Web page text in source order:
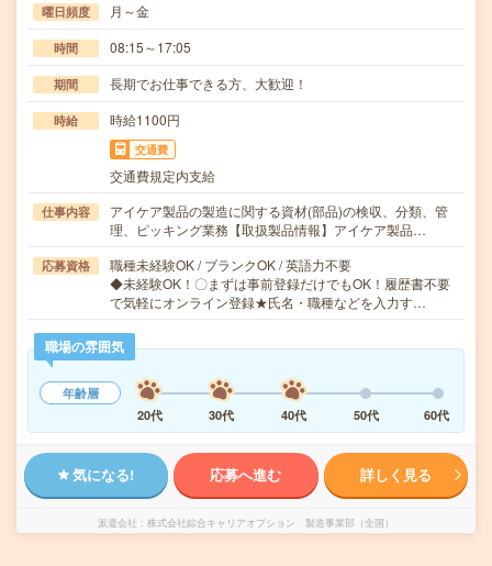
曜日頻度 月～金
時間 08:15～17:05
期間 長期でお仕事できる方、大歓迎！
時給 時給1100円
交通費
交通費規定内支給
仕事内容
アイケア製品の製造に関する資材(部品)の検収、分類、管
理、ピッキング業務【取扱製品情報】アイケア製品…
応募資格
職種未経験OK / ブランクOK / 英語力不要
◆未経験OK！〇まずは事前登録だけでもOK！履歴書不要
で気軽にオンライン登録★氏名・職種などを入力す…
職場の雰囲気
年齢層
20代
30代 40代 50代 60代
気になる! 応募へ進む 詳しく見る
派遣会社 株式会社綜合キャリアオプション 製造事業部（全国）